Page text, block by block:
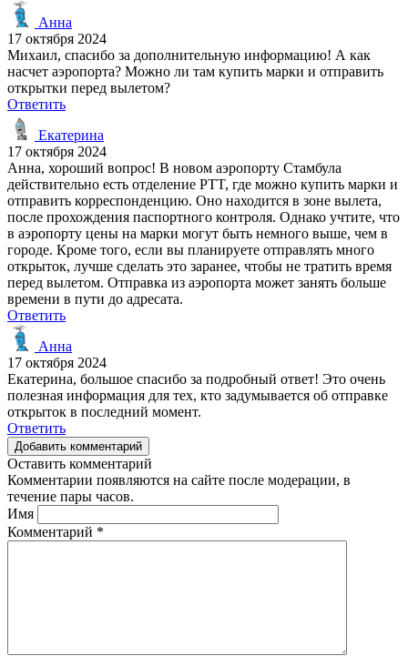
Анна
17 октября 2024
Михаил, спасибо за дополнительную информацию! А как
насчет аэропорта? Можно ли там купить марки и отправить
открытки перед вылетом?
Ответить
Екатерина
17 октября 2024
Анна, хороший вопрос! В новом аэропорту Стамбула
действительно есть отделение PTT, где можно купить марки и
отправить корреспонденцию. Оно находится в зоне вылета,
после прохождения паспортного контроля. Однако учтите, что
в аэропорту цены на марки могут быть немного выше, чем в
городе. Кроме того, если вы планируете отправлять много
открыток, лучше сделать это заранее, чтобы не тратить время
перед вылетом. Отправка из аэропорта может занять больше
времени в пути до адресата.
Ответить
Анна
17 октября 2024
Екатерина, большое спасибо за подробный ответ! Это очень
полезная информация для тех, кто задумывается об отправке
открыток в последний момент.
Ответить
Добавить комментарий
Оставить комментарий
Комментарии появляются на сайте после модерации, в
течение пары часов.
Имя
Комментарий *